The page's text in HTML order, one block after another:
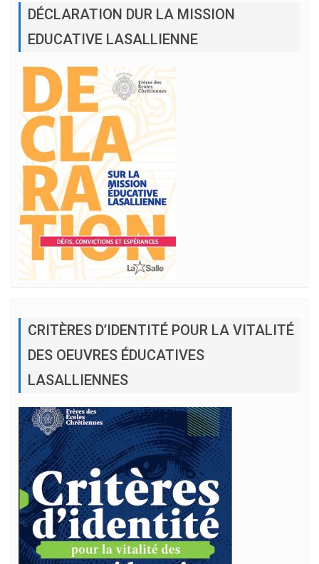
DÉCLARATION DUR LA MISSION
EDUCATIVE LASALLIENNE
CRITÈRES D’IDENTITÉ POUR LA VITALITÉ
DES OEUVRES ÉDUCATIVES
LASALLIENNES